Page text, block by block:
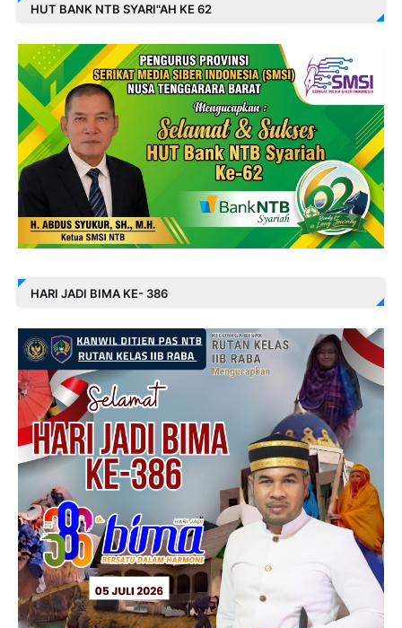
HUT BANK NTB SYARI"AH KE 62
HARI JADI BIMA KE- 386